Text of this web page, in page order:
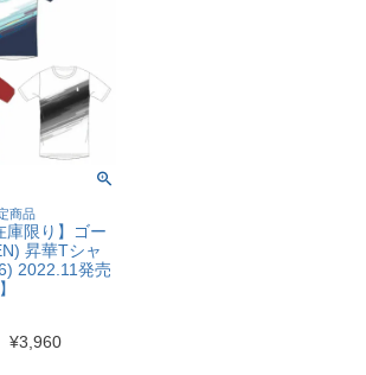
商品
庫限り】ゴー
昇華Tシャ
2022.11発売
¥3,960